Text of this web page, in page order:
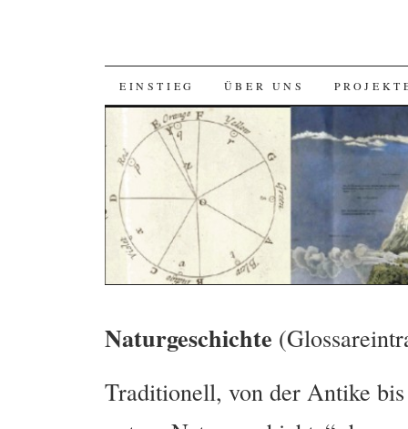
SKIP
CONTENT
EINSTIEG ÜBER UNS
Naturgeschichte
Traditionell, von der Antike